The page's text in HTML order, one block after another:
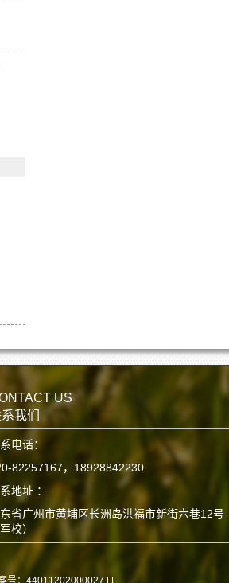
US
我们
电话：
82257167，18928842230
地址 ：
省广州市黄埔区长洲岛洪福市新街六巷12号
校）
号：44011202000027 |